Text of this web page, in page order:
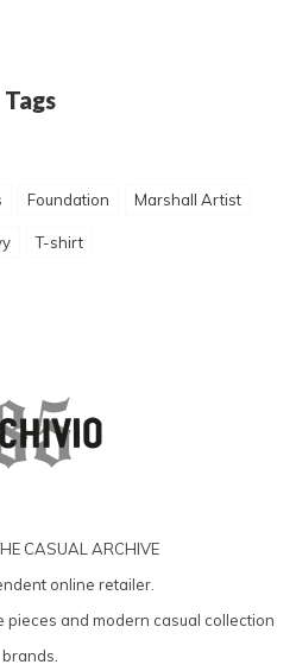
Tags
Foundation Marshall Artist
T-shirt
CASUAL ARCHIVE
online retailer.
pieces and modern casual collection
brands.